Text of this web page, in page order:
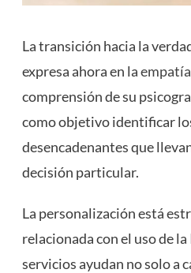
La transición hacia la
expresa ahora en laempatía
comprensión de su
como objetivo identificar
desencadenantes que
decisión particular.
La personalización está
relacionada con el uso de la
servicios ayudan no solo a